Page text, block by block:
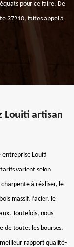
pour ce faire. De
37210, faites appel à
Louiti artisan
entreprise Louiti
varient selon
à réaliser, le
massif, l’acier, le
Toutefois, nous
de toutes les bourses.
meilleur rapport qualité-